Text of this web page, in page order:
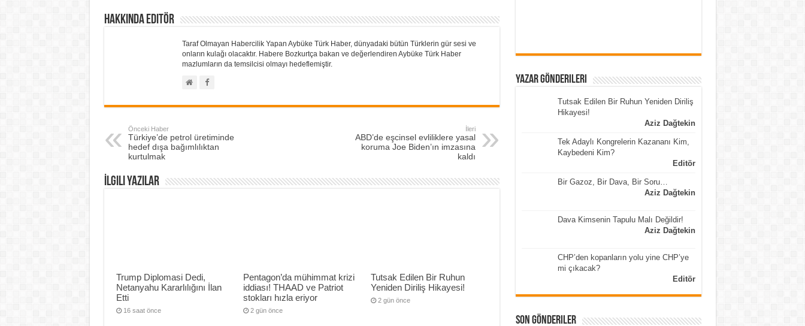
Hakkında Editör
Taraf Olmayan Habercilik Yapan Aybüke Türk Haber, dünyadaki bütün Türklerin gür sesi ve
onların kulağı olacaktır. Habere Bozkurtça bakan ve değerlendiren Aybüke Türk Haber
mazlumların da temsilcisi olmayı hedeflemiştir.
Önceki Haber
Türkiye’de petrol üretiminde
hedef dışa bağımlılıktan
kurtulmak
İleri
ABD’de eşcinsel evliliklere yasal
koruma Joe Biden’ın imzasına
kaldı
İlgili Yazılar
Trump Diplomasi Dedi,
Netanyahu Kararlılığını İlan
Etti
16 saat önce
Pentagon’da mühimmat krizi
iddiası! THAAD ve Patriot
stokları hızla eriyor
2 gün önce
Tutsak Edilen Bir Ruhun
Yeniden Diriliş Hikayesi!
2 gün önce
Yazar Gönderileri
Tutsak Edilen Bir Ruhun Yeniden Diriliş
Hikayesi!
Aziz Dağtekin
Tek Adaylı Kongrelerin Kazananı Kim,
Kaybedeni Kim?
Editör
Bir Gazoz, Bir Dava, Bir Soru…
Aziz Dağtekin
Dava Kimsenin Tapulu Malı Değildir!
Aziz Dağtekin
CHP’den kopanların yolu yine CHP’ye
mi çıkacak?
Editör
Son Gönderiler